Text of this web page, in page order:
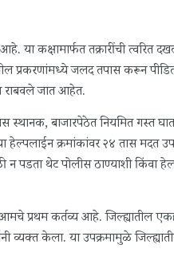
या कक्षामार्फत तक्रारींची त्वरित
प्रकरणांमध्ये जलद तपास करून
राबवले जात आहेत.
बाजारपेठेत नियमित गस्त
हेल्पलाईन क्रमांकांवर २४ तास मदत
न पडता थेट पोलीस ठाण्याशी किंवा
प्रथम कर्तव्य आहे. जिल्ह्यातील
व्यक्त केला. या उपक्रमामुळे